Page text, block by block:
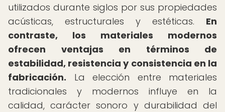
utilizados durante siglos por sus propiedades
acústicas, estructurales y estéticas. En
contraste, los materiales modernos
ofrecen ventajas en términos de
estabilidad, resistencia y consistencia en la
fabricación. La elección entre materiales
tradicionales y modernos influye en la
calidad, carácter sonoro y durabilidad del